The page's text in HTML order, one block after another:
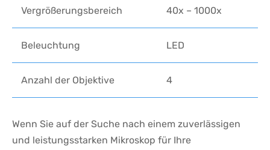
Vergrößerungsbereich 40x – 1000x
Beleuchtung LED
Anzahl der Objektive 4
Wenn Sie auf ‌der Suche nach einem zuverlässigen
und leistungsstarken Mikroskop für ​Ihre